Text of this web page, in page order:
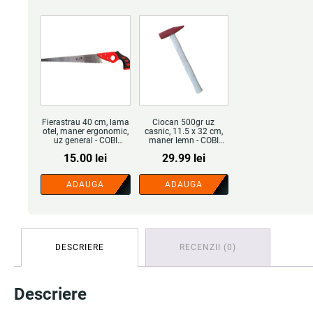
Fierastrau 40 cm, lama
otel, maner ergonomic,
uz general - COBI
15.00 lei
ADAUGA
Ciocan 500gr uz
casnic, 11.5 x 32 cm,
maner lemn - COBI
29.99 lei
ADAUGA
DESCRIERE RECENZII (0)
Descriere